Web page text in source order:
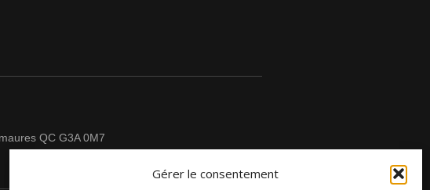
Gérer le consentement
QC G3A 0M7